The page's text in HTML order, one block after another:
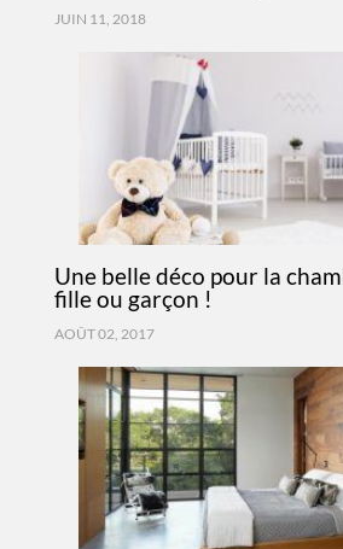
JUIN 11, 2018
Une belle déco pour la
fille ou garçon !
AOÛT 02, 2017